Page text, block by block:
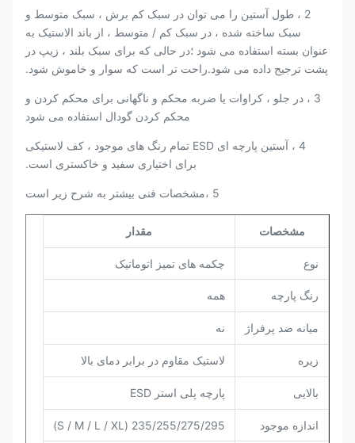
2 ، طول آستین را می توان در سبک کم برش ، سبک متوسط ​​و
سبک ساخته شده ، در سبک کم / متوسط ​​، از باند الاستیک به
عنوان بسته استفاده می شود ؛در حالی که برای سبک بلند ، زیپ در
پشت ترجیح داده می شود.راحت تر است که سوار و خاموش شود.
3 ، در جلو ، کراوات یا ضربه محکم و ناگهانی برای محکم کردن و
محکم کردن گودال استفاده می شود
4 ، آستین پارچه ای ESD تمام رنگ های موجود ، کف لاستیکی
برای اختیاری سفید و خاکستری است.
5 ، مشخصات فنی بیشتر به شرح زیر است
مشخصات مقدار
نوع چکمه های تمیز اتوماتیک
رنگ پارچه همه
میانه ضد پرفراژ نه
زیره لاستیک مقاوم در برابر دمای بالا
بالایی پارچه پلی استر ESD
اندازه موجود 235/255/275/295 (S / M / L / XL)